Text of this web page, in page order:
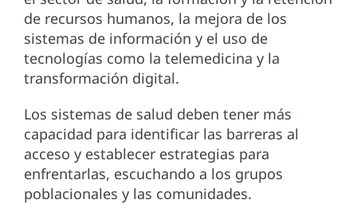
de recursos humanos, la mejora de los
sistemas de información y el uso de
tecnologías como la telemedicina y la
transformación digital.
Los sistemas de salud deben tener más
capacidad para identificar las barreras al
acceso y establecer estrategias para
enfrentarlas, escuchando a los grupos
poblacionales y las comunidades.